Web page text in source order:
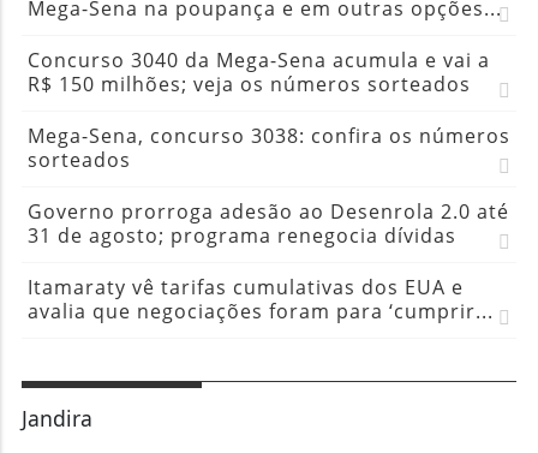
Mega-Sena na poupança e em outras opções...
Concurso 3040 da Mega-Sena acumula e vai a
R$ 150 milhões; veja os números sorteados
Mega-Sena, concurso 3038: confira os números
sorteados
Governo prorroga adesão ao Desenrola 2.0 até
31 de agosto; programa renegocia dívidas
Itamaraty vê tarifas cumulativas dos EUA e
avalia que negociações foram para ‘cumprir...
Jandira